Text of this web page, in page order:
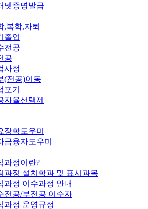
넷증명발급
,복학,자퇴
졸업
전공
공
사정
(전공)이동
포기
자율선택제
장학도우미
금융자도우미
과정이란?
과정 설치학과 및 표시과목
과정 이수과정 안내
전공/부전공 이수자
과정 운영규정